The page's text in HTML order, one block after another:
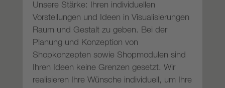
Unsere Stärke: Ihren individuellen
Vorstellungen und Ideen in Visualisierungen
Raum und Gestalt zu geben. Bei der
Planung und Konzeption von
Shopkonzepten sowie Shopmodulen sind
Ihren Ideen keine Grenzen gesetzt. Wir
realisieren Ihre Wünsche individuell, um Ihre